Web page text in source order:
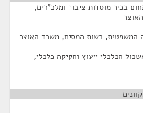
בכיר מוסדות ציבור ומלכ"רים,
רשות המסים, משרד האוצר
הכלכלי ייעוץ וחקיקה כלכלי,